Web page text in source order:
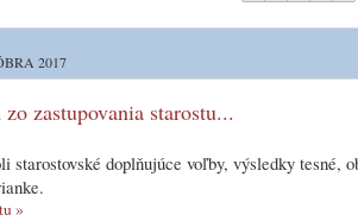
2017
zastupovania starostu...
starostovské doplňujúce voľby, výsledky tesné,
»